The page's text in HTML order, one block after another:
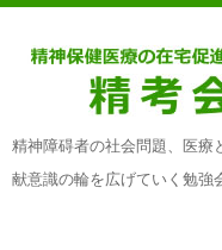
精神障碍者の社会問題、医療
献意識の輪を広げていく勉強